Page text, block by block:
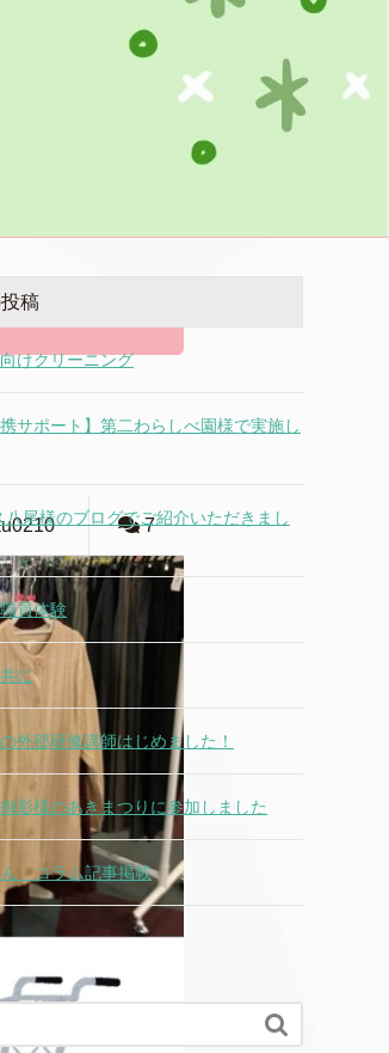
7
稿
けクリーニング
携サポート】第二わらしべ園様で実施し
八尾様のブログでご紹介いただきまし
員体験
に
外部研修講師はじめました！
影様のあきまつりに参加しました
ん コラム記事掲載
